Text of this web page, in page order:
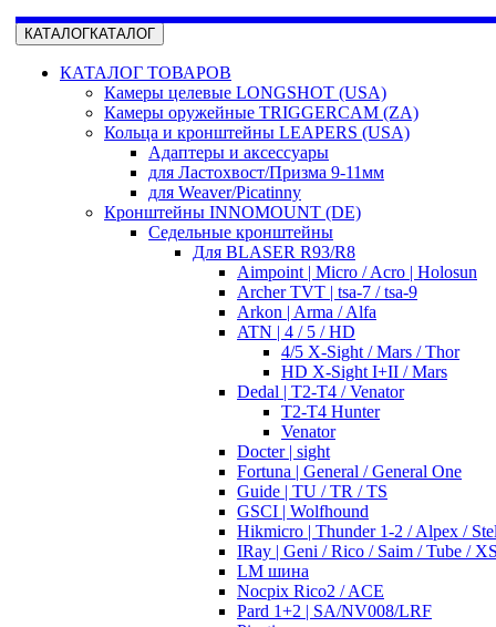
КАТАЛОГКАТАЛОГ
КАТАЛОГ ТОВАРОВ
Камеры целевые LONGSHOT (USA)
Камеры оружейные TRIGGERCAM (ZA)
Кольца и кронштейны LEAPERS (USA)
Адаптеры и аксессуары
для Ластохвост/Призма 9-11мм
для Weaver/Picatinny
Кронштейны INNOMOUNT (DE)
Седельные кронштейны
Для BLASER R93/R8
Aimpoint | Micro / Acro | Holosun
Archer TVT | tsa-7 / tsa-9
Arkon | Arma / Alfa
ATN | 4 / 5 / HD
4/5 X-Sight / Mars / Thor
HD X-Sight I+II / Mars
Dedal | T2-T4 / Venator
T2-T4 Hunter
Venator
Docter | sight
Fortuna | General / General One
Guide | TU / TR / TS
GSCI | Wolfhound
Hikmicro | Thunder 1-2 / Alpex /
IRay | Geni / Rico / Saim / Tube /
LM шина
Nocpix Rico2 / ACE
Pard 1+2 | SA/NV008/LRF